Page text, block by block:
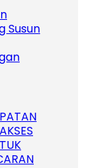
Susun